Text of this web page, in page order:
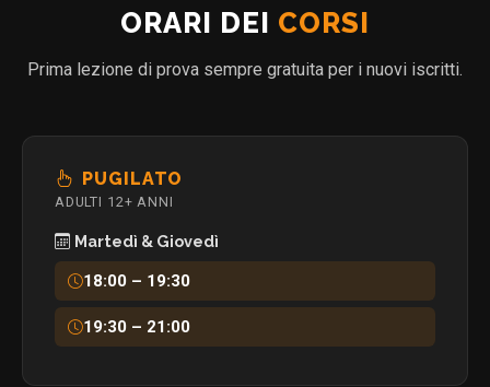
ORARI DEI CORSI
Prima lezione di prova sempre gratuita per i nuovi iscritti.
PUGILATO
ADULTI 12+ ANNI
Martedì & Giovedì
18:00 – 19:30
19:30 – 21:00